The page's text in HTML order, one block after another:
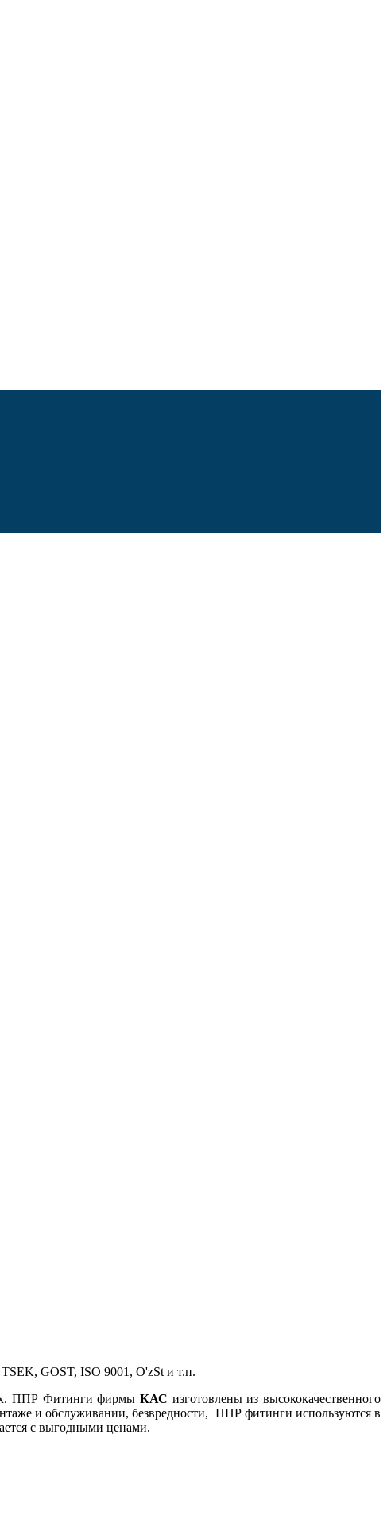
GOST, ISO 9001, O'zSt и т.п.
ППР Фитинги фирмы КАС изготовлены из высококачественного
и обслуживании, безвредности, ППР фитинги используются в
с выгодными ценами.